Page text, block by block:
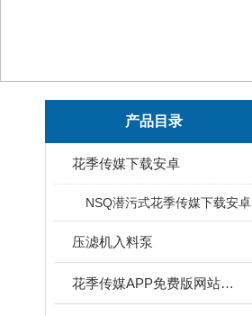
产品目录
花季传媒下载安卓
NSQ潜污式花季传媒下载安卓
压滤机入料泵
花季传媒APP免费版网站下载安装